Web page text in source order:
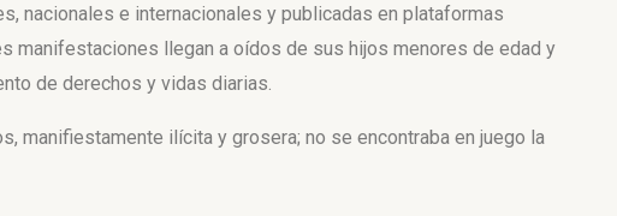
nacionales e internacionales y publicadas en plataformas
manifestaciones llegan a oídos de sus hijos menores de edad y
de derechos y vidas diarias.
manifiestamente ilícita y grosera; no se encontraba en juego la